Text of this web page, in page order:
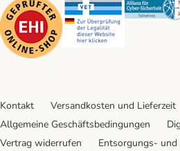
Kontakt Versandkosten und Lieferzeit
Allgemeine Geschäftsbedingungen
Vertrag widerrufen
Entsorgungs-